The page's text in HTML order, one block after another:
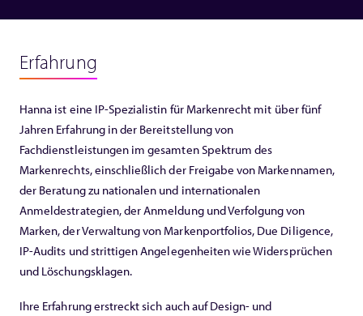
Erfahrung
Hanna ist eine IP-Spezialistin für Markenrecht mit über fünf
Jahren Erfahrung in der Bereitstellung von
Fachdienstleistungen im gesamten Spektrum des
Markenrechts, einschließlich der Freigabe von Markennamen,
der Beratung zu nationalen und internationalen
Anmeldestrategien, der Anmeldung und Verfolgung von
Marken, der Verwaltung von Markenportfolios, Due Diligence,
IP-Audits und strittigen Angelegenheiten wie Widersprüchen
und Löschungsklagen.
Ihre Erfahrung erstreckt sich auch auf Design- und